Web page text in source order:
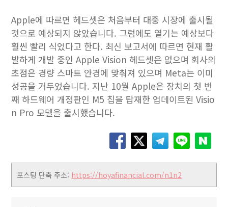
Apple에 따르면 헤드셋은 처음부터 대중 시장에 출시될
것으로 예상되지 않았습니다. 그럼에도 열기는 예상보다
훨씬 빨리 식었다고 한다. 최신 보고서에 따르면 현재 활
발하게 개발 중인 Apple Vision 헤드셋은 없으며 회사의
초점은 경량 스마트 안경에 맞춰져 있으며 Meta는 이미
성공을 거두었습니다. 지난 10월 Apple은 장치의 첫 번
째 하드웨어 개정판인 M5 칩을 탑재한 업데이트된 Visio
n Pro 모델을 출시했습니다.
포스팅 단축 주소: https://hoyafinancial.com/n1n2